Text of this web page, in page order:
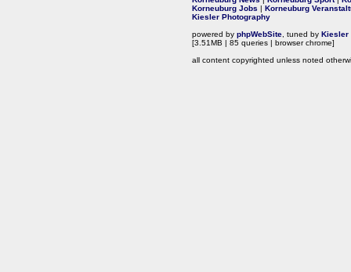
Korneuburg Jobs | Korneuburg
Kiesler Photography
powered by phpWebSite , tuned by Kiesler
[3.51MB | 85 queries | browser chrome]
all content copyrighted unless noted